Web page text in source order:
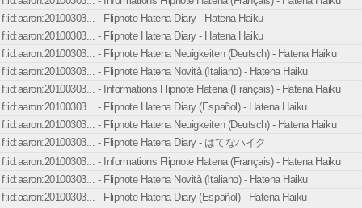
f:id:aaron:20100303... - Flipnote Hatena Diary - Hatena Haiku
f:id:aaron:20100303... - Flipnote Hatena Diary - Hatena Haiku
f:id:aaron:20100303... - Flipnote Hatena Neuigkeiten (Deutsch) - Hatena Haiku
f:id:aaron:20100303... - Flipnote Hatena Novità (Italiano) - Hatena Haiku
f:id:aaron:20100303... - Informations Flipnote Hatena (Français) - Hatena Haiku
f:id:aaron:20100303... - Flipnote Hatena Diary (Español) - Hatena Haiku
f:id:aaron:20100303... - Flipnote Hatena Neuigkeiten (Deutsch) - Hatena Haiku
f:id:aaron:20100303... - Flipnote Hatena Diary - はてなハイク
f:id:aaron:20100303... - Informations Flipnote Hatena (Français) - Hatena Haiku
f:id:aaron:20100303... - Flipnote Hatena Novità (Italiano) - Hatena Haiku
f:id:aaron:20100303... - Flipnote Hatena Diary (Español) - Hatena Haiku